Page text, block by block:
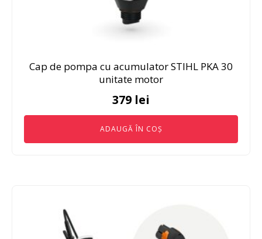
Cap de pompa cu acumulator STIHL PKA 30
unitate motor
379 lei
ADAUGĂ ÎN COȘ